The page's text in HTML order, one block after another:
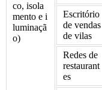
co, isola
mento e i
luminaçã
o)
Escritório
de vendas
de vilas
Redes de
restaurant
es